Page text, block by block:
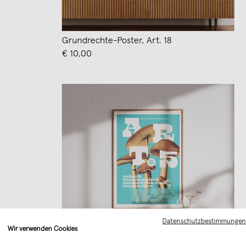
Grundrechte-Poster, Art. 18
€ 10,00
Datenschutzbestimmungen
Wir verwenden Cookies